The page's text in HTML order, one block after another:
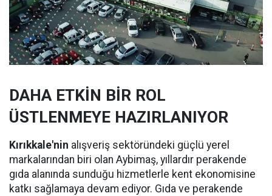
DAHA ETKİN BİR ROL
ÜSTLENMEYE HAZIRLANIYOR
Kırıkkale'nin alışveriş sektöründeki güçlü yerel
markalarından biri olan Aybimaş, yıllardır perakende
gıda alanında sunduğu hizmetlerle kent ekonomisine
katkı sağlamaya devam ediyor. Gıda ve perakende